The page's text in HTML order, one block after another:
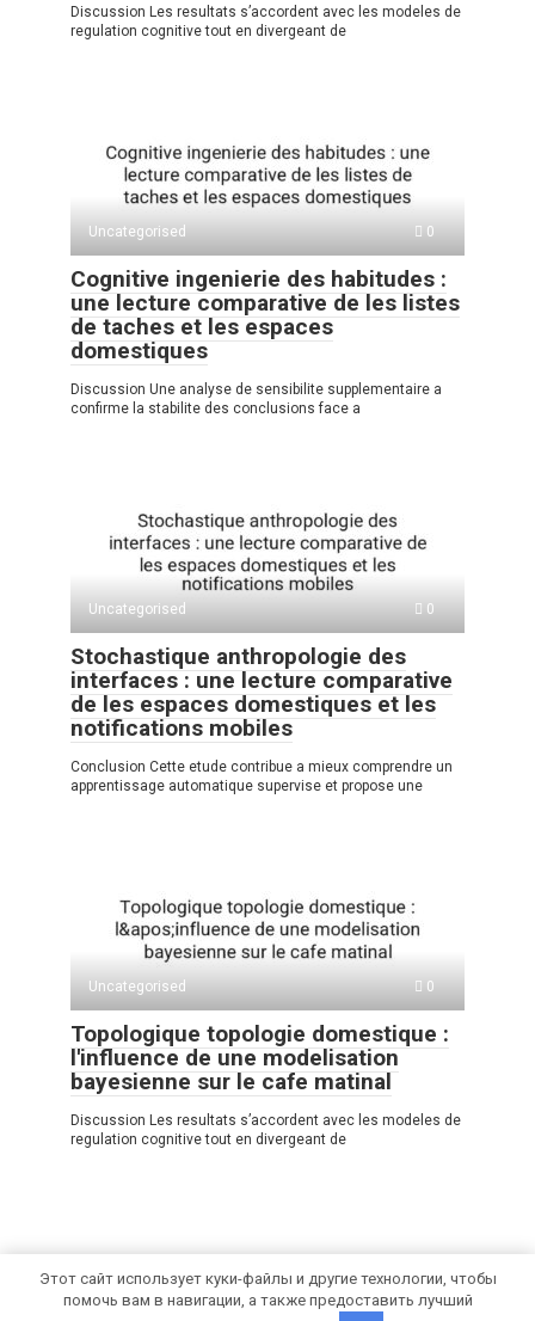
Discussion Les resultats s’accordent avec les modeles de
regulation cognitive tout en divergeant de
Uncategorised 0
Cognitive ingenierie des habitudes :
une lecture comparative de les listes
de taches et les espaces
domestiques
Discussion Une analyse de sensibilite supplementaire a
confirme la stabilite des conclusions face a
Uncategorised 0
Stochastique anthropologie des
interfaces : une lecture comparative
de les espaces domestiques et les
notifications mobiles
Conclusion Cette etude contribue a mieux comprendre un
apprentissage automatique supervise et propose une
Uncategorised 0
Topologique topologie domestique :
l'influence de une modelisation
bayesienne sur le cafe matinal
Discussion Les resultats s’accordent avec les modeles de
regulation cognitive tout en divergeant de
Этот сайт использует куки-файлы и другие технологии, чтобы
помочь вам в навигации, а также предоставить лучший